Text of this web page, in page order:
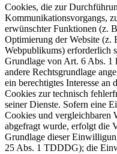
Cookies, die zur
Kommunikationsvorgangs,
erwünschter Funktionen (z.
Optimierung der Website (z.
Webpublikums) erforderlich
Grundlage von Art. 6 Abs. 1
andere Rechtsgrundlage
ein berechtigtes Interesse
Cookies zur technisch
seiner Dienste. Sofern eine
Cookies und vergleichbaren
abgefragt wurde, erfolgt die
Grundlage dieser
25 Abs. 1 TDDDG); die